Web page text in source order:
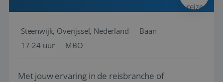
Steenwijk, Overijssel, Nederland
Baan
17-24 uur
MBO
Met jouw ervaring in de reisbranche of